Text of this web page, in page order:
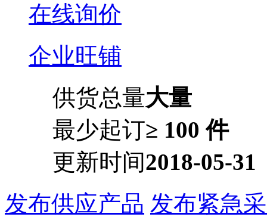
在线询价
企业旺铺
供货总量大量
最少起订≥ 100 件
更新时间2018-05-31
发布供应产品 发布紧急